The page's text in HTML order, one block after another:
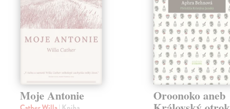
Moje Antonie Oroonoko aneb